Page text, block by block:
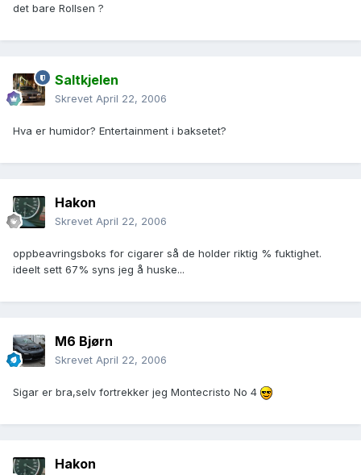
det bare Rollsen ?
Saltkjelen
Skrevet April 22, 2006
Hva er humidor? Entertainment i baksetet?
Hakon
Skrevet April 22, 2006
oppbeavringsboks for cigarer så de holder riktig % fuktighet.
ideelt sett 67% syns jeg å huske...
M6 Bjørn
Skrevet April 22, 2006
Sigar er bra,selv fortrekker jeg Montecristo No 4
Hakon